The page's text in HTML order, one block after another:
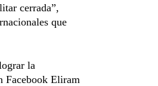
cerrada”,
que
la
Facebook Eliram